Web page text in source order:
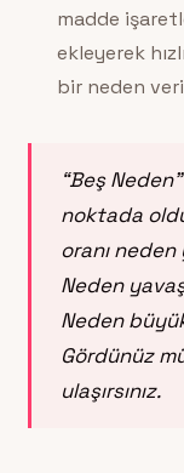
madde
ekleyerek
bir neden
“Beş
noktada
oranı
Neden
Neden
Gördünüz
ulaşırsınız.